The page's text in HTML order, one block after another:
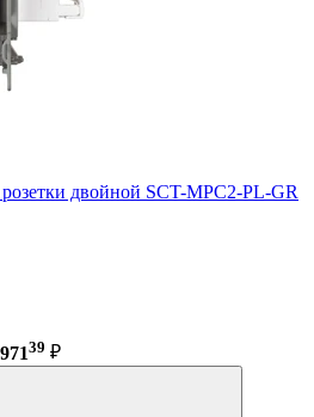
двойной SCT-MPC2-PL-GR
97139 ₽